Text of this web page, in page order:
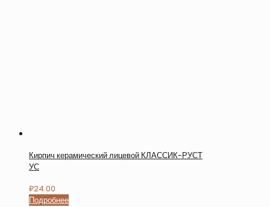
Кирпич керамический лицевой КЛАССИК-РУСТ
УС
₽24.00
Подробнее